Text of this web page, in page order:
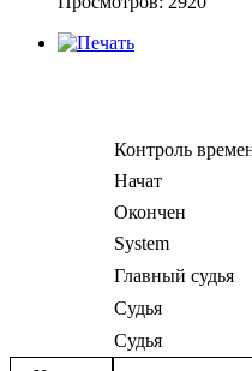
Контроль
Начат
Окончен
System
Главный судья
Судья
Судья